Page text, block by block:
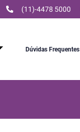
(11)-4478 5000
Dúvidas Frequentes